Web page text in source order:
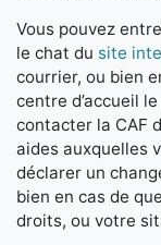
Vous pouvez
le chat du site
courrier, ou bien
centre d’accueil
contacter la CAF
aides auxquelles
déclarer un
bien en cas de
droits, ou votre